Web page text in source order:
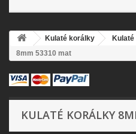
Kulaté korálky
8mm 53310 mat
KULATÉ KORÁLKY